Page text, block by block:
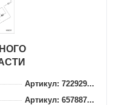
Артикул: 722929...
Артикул: 657887...